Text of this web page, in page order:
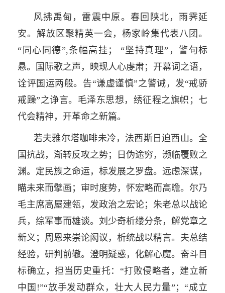
风拂禹甸，雷震中原。春回陕北，雨霁延
安。解放区聚精英一会，杨家岭集代表八团。
“同心同德”,条幅高挂； “坚持真理”，警句标
悬。国际歌之声，映现人心虔肃；开幕词之语，
诠评国运两般。告“谦虚谨慎”之警诫，发“戒骄
戒躁”之诤言。毛泽东思想，绣征程之旗帜；七
代会精神，开革命之新篇。
若夫雅尔塔咖啡未冷，法西斯日迫西山。全
国抗战，渐转反攻之势；日伪途穷，濒临覆败之
渊。定民族之命运，标发展之罗盘。远虑深谋，
瞄未来而擘画；审时度势，怀宏略而高瞻。尔乃
毛主席高屋建瓴，发政治之宏论；朱老总以战论
兵，综军事而雄谈。刘少奇析缕分条，解党章之
新义；周恩来崇论闳议，析统战以精言。夫总结
经验，研判前辙。澄明疑惑，化解心魔。奋斗目
标确立，担当历史重托：“打败侵略者，建立新
中国!”“放手发动群众，壮大人民力量”；“成立